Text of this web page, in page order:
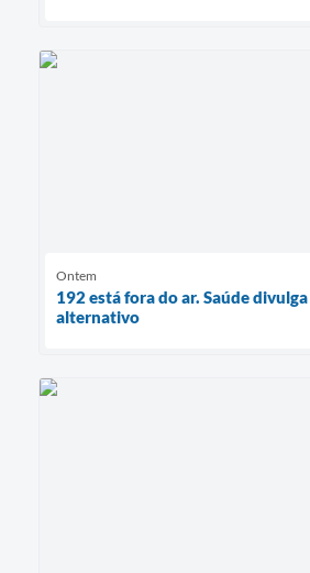
Ontem
192 está fora do ar. Saúde
alternativo